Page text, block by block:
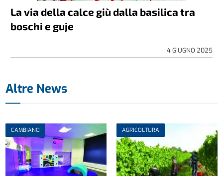
La via della calce giù dalla basilica tra
boschi e guje
4 GIUGNO 2025
Altre News
CAMBIANO AGRICOLTURA